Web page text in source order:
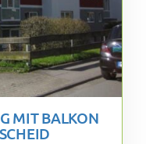
MIT BALKON